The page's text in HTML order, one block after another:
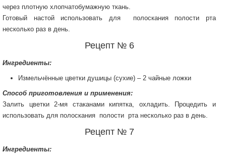
через плотную хлопчатобумажную ткань.
Готовый настой использовать для полоскания полости рта
несколько раз в день.
Рецепт № 6
Ингредиенты:
Измельчённые цветки душицы (сухие) – 2 чайные ложки
Способ приготовления и применения:
Залить цветки 2-мя стаканами кипятка, охладить. Процедить и
использовать для полоскания полости рта несколько раз в день.
Рецепт № 7
Ингредиенты: